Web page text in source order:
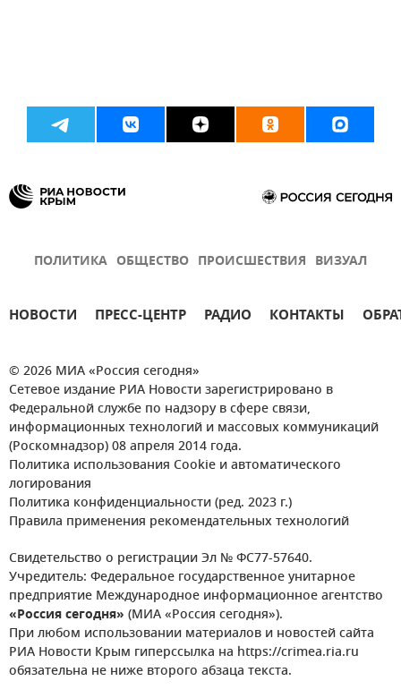
ПОЛИТИКА ОБЩЕСТВО ПРОИСШЕСТВИЯ ВИЗУАЛ
НОВОСТИ ПРЕСС-ЦЕНТР РАДИО КОНТАКТЫ
© 2026 МИА «Россия сегодня»
Сетевое издание РИА Новости зарегистрировано в
Федеральной службе по надзору в сфере связи,
информационных технологий и массовых коммуникаций
(Роскомнадзор) 08 апреля 2014 года.
Политика использования Cookie и автоматического
логирования
Политика конфиденциальности (ред. 2023 г.)
Правила применения рекомендательных технологий
Свидетельство о регистрации Эл № ФС77-57640.
Учредитель: Федеральное государственное унитарное
предприятие Международное информационное агентство
«Россия сегодня» (МИА «Россия сегодня»).
При любом использовании материалов и новостей сайта
РИА Новости Крым гиперссылка на https://crimea.ria.ru
обязательна не ниже второго абзаца текста.